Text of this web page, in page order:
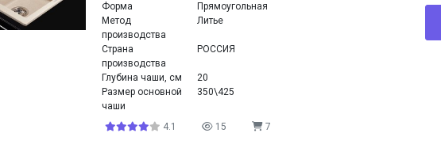
Форма
Прямоугольная
Метод
производства
Литье
Страна
производства
РОССИЯ
Глубина чаши, см
20
Размер основной
чаши
350\425
4.1 15 7